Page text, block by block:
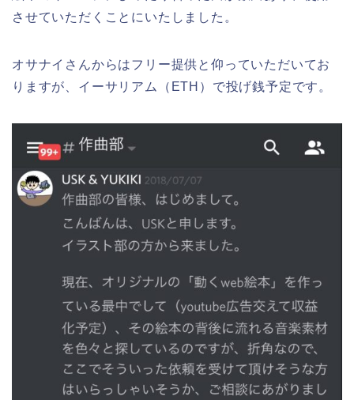
させていただくことにいたしました。
オサナイさんからはフリー提供と仰っていただいてお
りますが、イーサリアム（ETH）で投げ銭予定です。